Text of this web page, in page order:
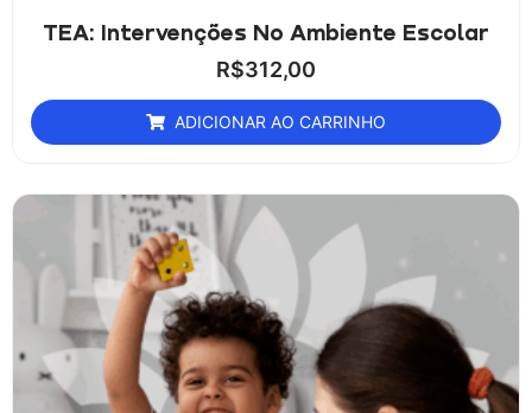
TEA: Intervenções No Ambiente Escolar
R$312,00
ADICIONAR AO CARRINHO